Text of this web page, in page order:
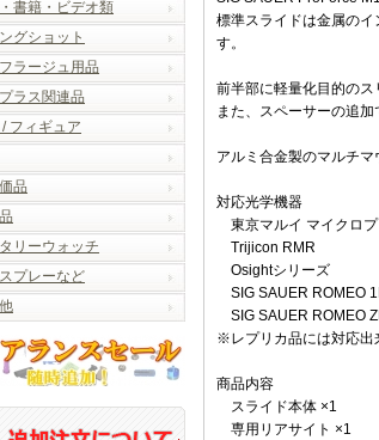
書籍・ビデオ類
グショット
ラージュ用品
ラス関連品
/ フィギュア
品
リーウォッチ
プレーなど
標準スライドは金属の
す。
前半部に軽量化目的のス
また、スペーサーの追
アルミ合金製のマルチマ
対応光学機器
東京マルイ マイクロプ
Trijicon RMR
Osightシリーズ
SIG SAUER ROMEO
SIG SAUER ROMEO
※レプリカ品には対応出
商品内容
スライド本体 ×1
専用リアサイト ×1